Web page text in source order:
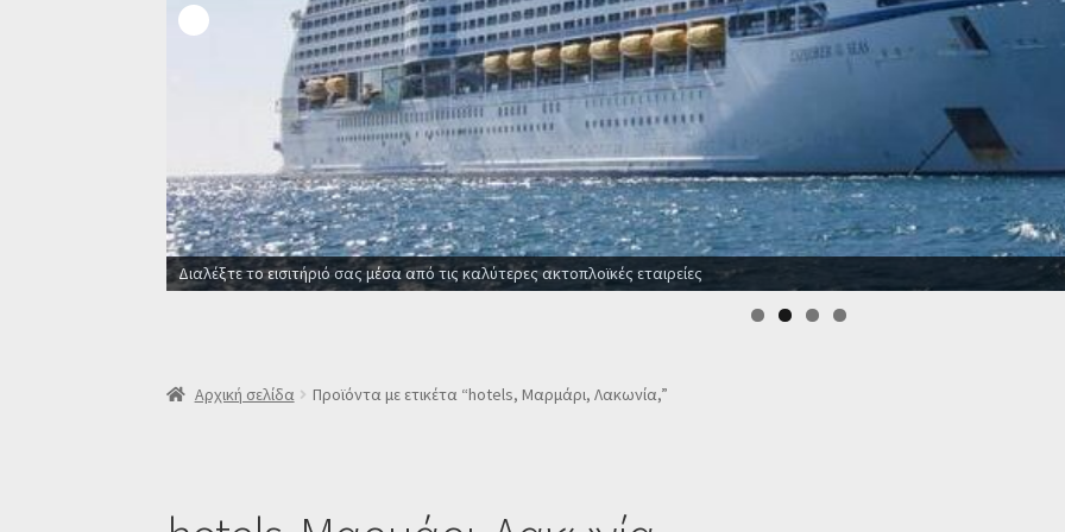
Διαλέξτε το εισιτήριό σας μέσα από τις καλύτερες ακτοπλοϊκές εταιρείες
Αρχική σελίδα Προϊόντα με ετικέτα “hotels, Μαρμάρι, Λακωνία,”